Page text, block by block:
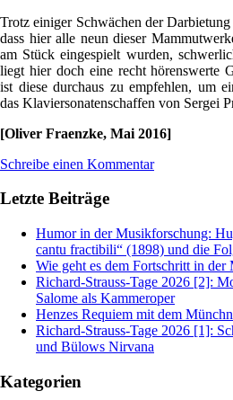
Trotz einiger Schwächen der
dass hier alle neun dieser
am Stück eingespielt wurden,
liegt hier doch eine recht hörenswerte
ist diese durchaus zu empfehlen, um
das Klaviersonatenschaffen von Sergei
[Oliver Fraenzke, Mai 2016]
Schreibe einen Kommentar
Letzte Beiträge
Humor in der Musikforschung:
cantu fractibili“ (1898) und die
Wie geht es dem Fortschritt in der
Richard-Strauss-Tage 2026 [2]:
Salome als Kammeroper
Henzes Requiem mit dem
Richard-Strauss-Tage 2026 [1]:
und Bülows Nirvana
Kategorien